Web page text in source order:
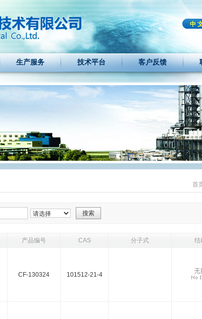
中
生产服务 技术平台 客户反馈
首
产品编号 CAS 分子式 结
CF-130324 101512-21-4